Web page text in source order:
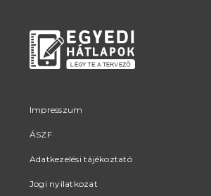
Impresszum
ÁSZF
Adatkezelési tájékoztató
Jogi nyilatkozat